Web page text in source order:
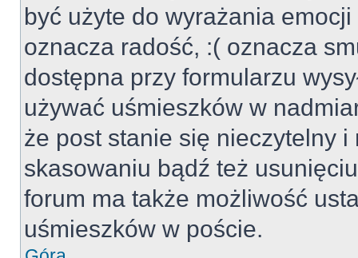
być użyte do wyrażania
oznacza radość, :( oznacza
dostępna przy formularzu
używać uśmieszków w
że post stanie się nieczytelny
skasowaniu bądź też
forum ma także możliwość
uśmieszków w poście.